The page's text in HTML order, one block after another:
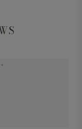
ックネック